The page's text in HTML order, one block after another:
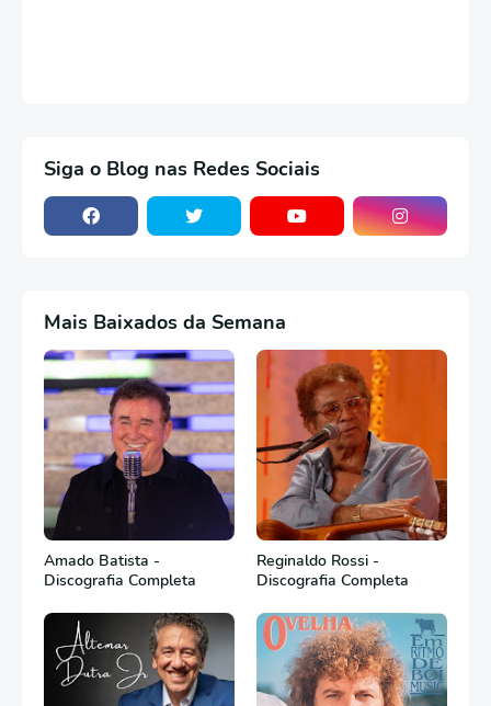
Siga o Blog nas Redes Sociais
Mais Baixados da Semana
Amado Batista -
Discografia Completa
Reginaldo Rossi -
Discografia Completa